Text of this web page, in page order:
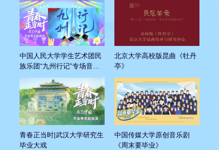
中国人民大学学生艺术团民
族乐团“九州行记”专场音乐
会
北京大学高校版昆曲《牡丹
亭》
青春正当时|武汉大学研究生
毕业大戏
中国传媒大学原创音乐剧
《周末要毕业》